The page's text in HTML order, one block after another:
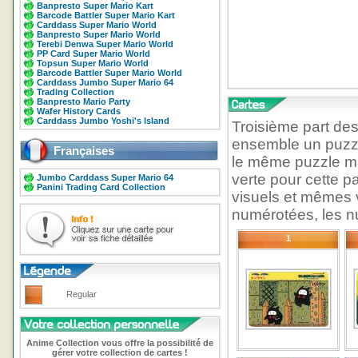
Banpresto Super Mario Kart
Barcode Battler Super Mario Kart
Carddass Super Mario World
Banpresto Super Mario World
Terebi Denwa Super Mario World
PP Card Super Mario World
Topsun Super Mario World
Barcode Battler Super Mario World
Carddass Jumbo Super Mario 64
Trading Collection
Banpresto Mario Party
Wafer History Cards
Carddass Jumbo Yoshi's Island
Françaises
Jumbo Carddass Super Mario 64
Panini Trading Card Collection
Regular
Anime Collection vous offre la possibilité de
gérer votre collection de cartes !
Troisième part
ensemble un
le même puzzle
verte pour cette
visuels et mêmes
numérotées, les
1